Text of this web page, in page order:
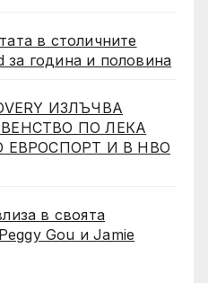
в столичните
година и половина
ИЗЛЪЧВА
ПО ЛЕКА
ЕВРОСПОРТ И В НВО
в своята
Gou и Jamie